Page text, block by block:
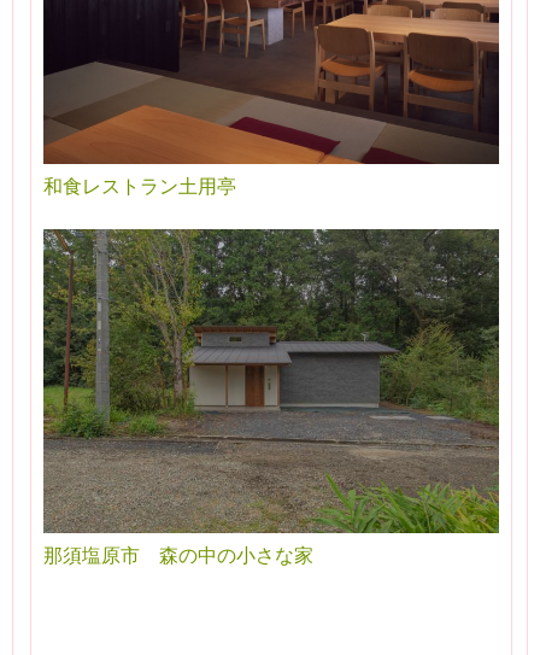
和食レストラン土用亭
那須塩原市 森の中の小さな家